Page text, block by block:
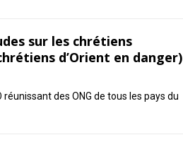
sur les chrétiens
d’Orient en danger)
des ONG de tous les pays du